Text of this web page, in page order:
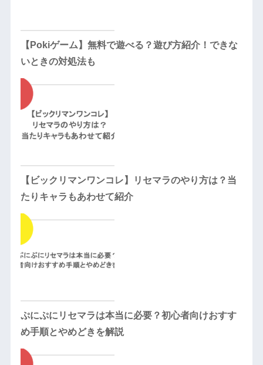
【Pokiゲーム】無料で遊べる？遊び方紹介！できな
いときの対処法も
【ビックリマンワンコレ】リセマラのやり方は？当
たりキャラもあわせて紹介
ぷにぷにリセマラは本当に必要？初心者向けおすす
め手順とやめどきを解説